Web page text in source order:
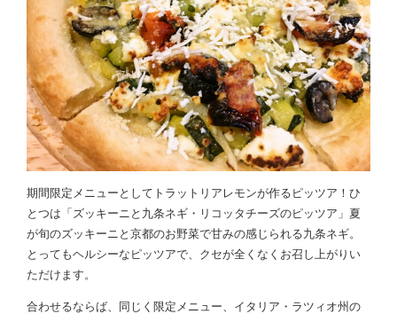
期間限定メニューとしてトラットリアレモンが作るピッツア！ひ
とつは「ズッキーニと九条ネギ・リコッタチーズのピッツア」夏
が旬のズッキーニと京都のお野菜で甘みの感じられる九条ネギ。
とってもヘルシーなピッツアで、クセが全くなくお召し上がりい
ただけます。
合わせるならば、同じく限定メニュー、イタリア・ラツィオ州の